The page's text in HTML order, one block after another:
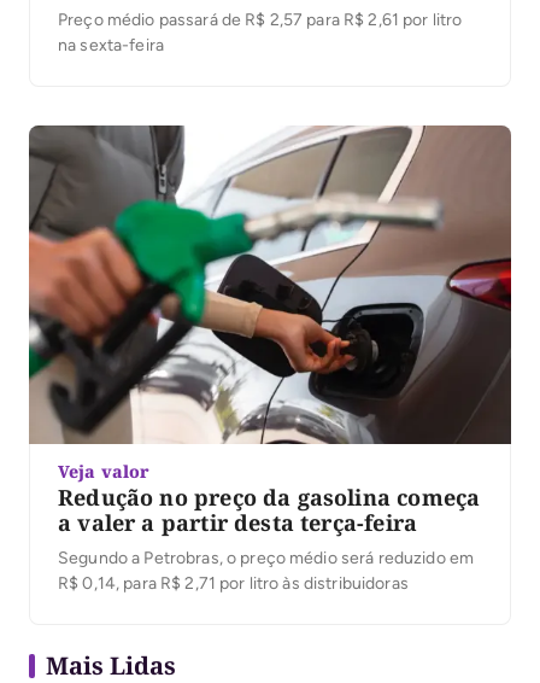
Preço médio passará de R$ 2,57 para R$ 2,61 por litro
na sexta-feira
Veja valor
Redução no preço da gasolina começa
a valer a partir desta terça-feira
Segundo a Petrobras, o preço médio será reduzido em
R$ 0,14, para R$ 2,71 por litro às distribuidoras
Mais Lidas